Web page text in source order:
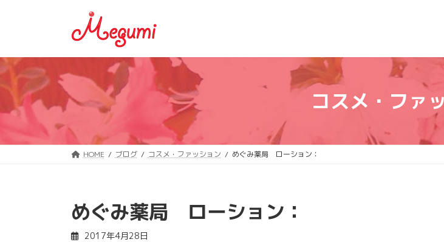
ツ
へ
ス
ッ
シ
ョ
ン
移
コスメ・ファ
HOME ブログ コスメ・ファッション めぐみ薬局 ローション：
めぐみ薬局 ローション：
2017年4月28日